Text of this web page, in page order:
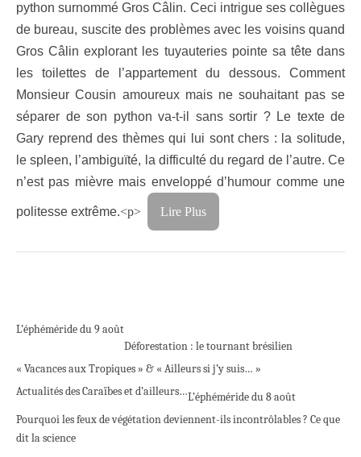
python surnommé Gros Câlin. Ceci intrigue ses collègues
de bureau, suscite des problèmes avec les voisins quand
Gros Câlin explorant les tuyauteries pointe sa tête dans
les toilettes de l’appartement du dessous. Comment
Monsieur Cousin amoureux mais ne souhaitant pas se
séparer de son python va-t-il sans sortir ? Le texte de
Gary reprend des thèmes qui lui sont chers : la solitude,
le spleen, l’ambiguïté, la difficulté du regard de l’autre. Ce
n’est pas mièvre mais enveloppé d’humour comme une
politesse extrême.<p> Lire Plus
L’éphéméride du 9 août
Déforestation : le tournant brésilien
« Vacances aux Tropiques » & « Ailleurs si j’y suis… »
Actualités des Caraïbes et d’ailleurs…L’éphéméride du 8 août
Pourquoi les feux de végétation deviennent-ils incontrôlables ? Ce que
dit la science